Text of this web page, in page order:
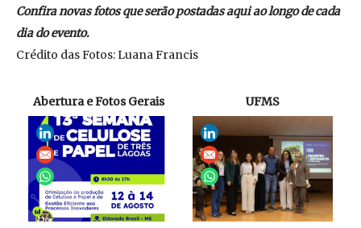
Confira novas fotos que serão postadas aqui ao longo de cada
dia do evento.
Crédito das Fotos: Luana Francis
Abertura e Fotos Gerais UFMS